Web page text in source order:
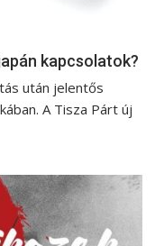
kapcsolatok?
után jelentős
A Tisza Párt új